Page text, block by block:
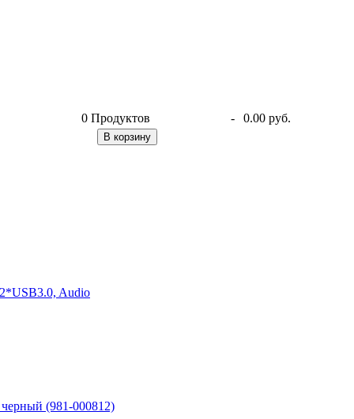
0 Продуктов - 0.00 руб.
В корзину
Audio
(981-000812)